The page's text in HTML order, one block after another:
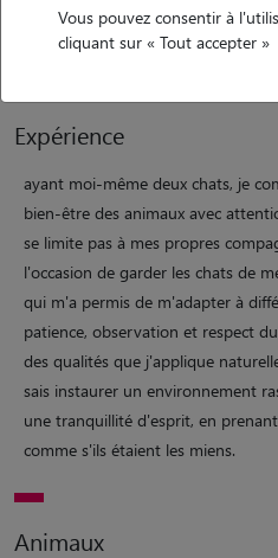
respecter leurs besoins tout en
tranquillité d'esprit totale.
Expérience
ayant moi-même deux chats, je
bien-être des animaux avec
se limite pas à mes propres
l'occasion de garder les chats de
qui m'a permis de m'adapter à
patience, observation et respect
des qualités que j'applique
sais instaurer un environnement
une tranquillité d'esprit, en
comme s'ils étaient les miens.
Animaux
Vous pouvez consentir à
cliquant sur « Tout accepter »